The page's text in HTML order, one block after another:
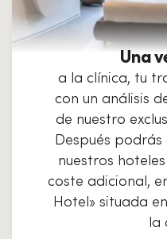
Una
a la clínica, tu
con un análisis
de nuestro
Después
nuestros
coste adicional,
Hotel» situada
la